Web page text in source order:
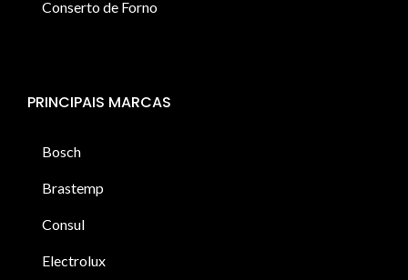
Conserto de Forno
PRINCIPAIS MARCAS
Bosch
Brastemp
Consul
Electrolux